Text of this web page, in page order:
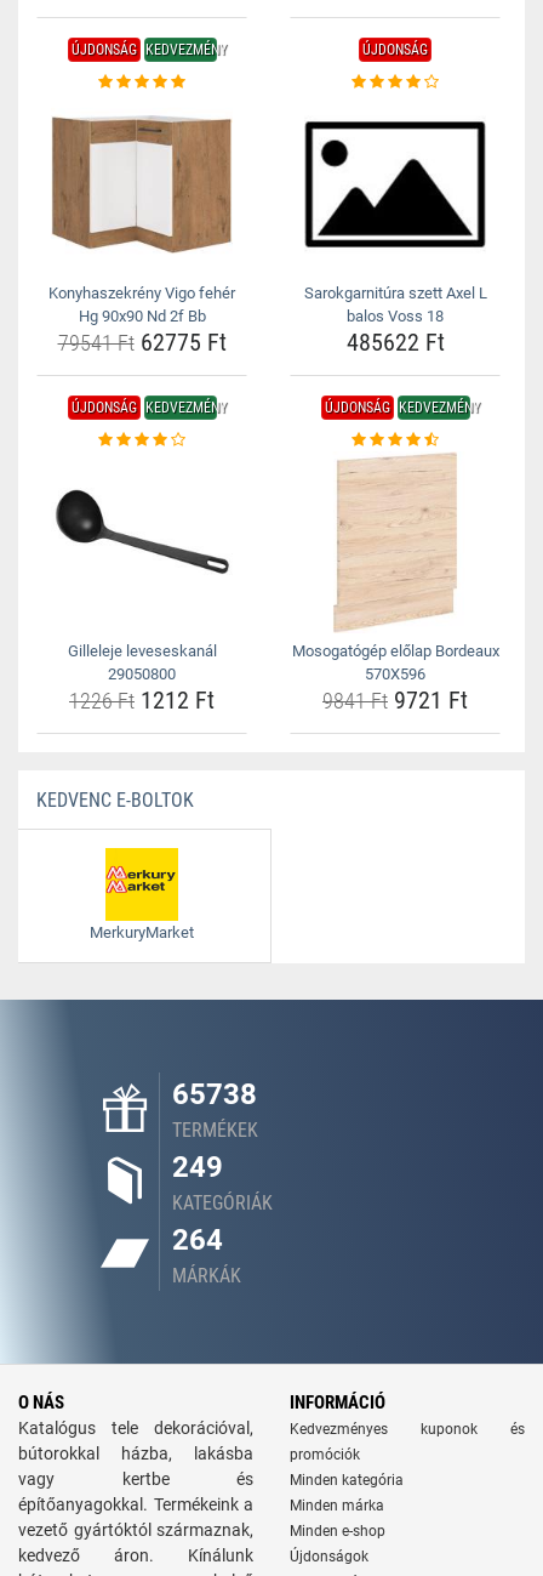
ÚJDONSÁG KEDVEZMÉNY
Konyhaszekrény Vigo fehér
Hg 90x90 Nd 2f Bb
79541 Ft62775 Ft
ÚJDONSÁG
Sarokgarnitúra szett Axel L
balos Voss 18
485622 Ft
ÚJDONSÁG KEDVEZMÉNY
Gilleleje leveseskanál
29050800
1226 Ft 1212 Ft
ÚJDONSÁG KEDVEZMÉNY
Mosogatógép előlap Bordeaux
570X596
9841 Ft 9721 Ft
KEDVENC E-BOLTOK
MerkuryMarket
65738
TERMÉKEK
249
KATEGÓRIÁK
264
MÁRKÁK
O NÁS
Katalógus tele dekorációval,
bútorokkal házba, lakásba
vagy kertbe és
építőanyagokkal. Termékeink a
vezető gyártóktól származnak,
kedvező áron. Kínálunk
INFORMÁCIÓ
Kedvezményes kuponok és
promóciók
Minden kategória
Minden márka
Minden e-shop
Újdonságok